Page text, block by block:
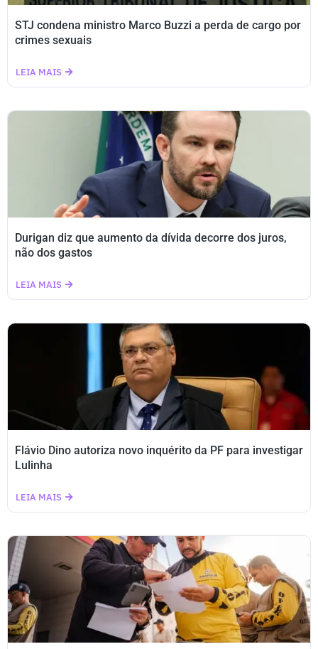
STJ condena ministro Marco Buzzi a perda de cargo por
crimes sexuais
LEIA MAIS
Durigan diz que aumento da dívida decorre dos juros,
não dos gastos
LEIA MAIS
Flávio Dino autoriza novo inquérito da PF para investigar
Lulinha
LEIA MAIS